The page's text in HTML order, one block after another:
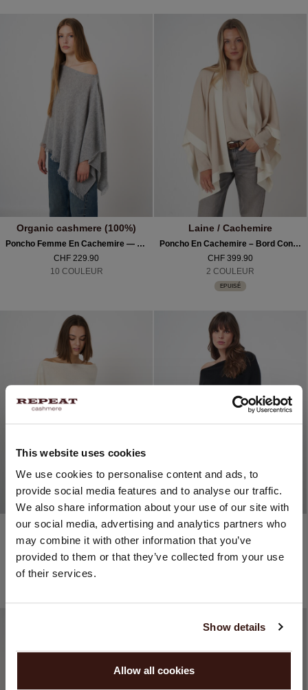
This website uses cookies
We use cookies to personalise content and ads, to
provide social media features and to analyse our traffic.
We also share information about your use of our site with
our social media, advertising and analytics partners who
may combine it with other information that you’ve
provided to them or that they’ve collected from your use
of their services.
Show details
Allow all cookies
Organic cashmere (100%)
Poncho Femme En Cachemire — Maille Fine & Franges Élégantes
CHF 229.90
10 COULEUR
Laine / Cachemire
Poncho En Cachemire – Bord Contrasté & Élégance Naturelle
CHF 399.90
2 COULEUR
EPUISÉ
Organic cashmere (100%)
Poncho En Cachemire Fin À Franges
CHF 229.90
10 COULEUR
Organic cashmere (100%)
CHF 229.90
CHANGER DE PAYS
Vous visitez Repeat cashmere depuis Suisse (CHF).
Souhaitez-vous mettre à jour votre localisation ?
États-Unis ($)
CONTINUER